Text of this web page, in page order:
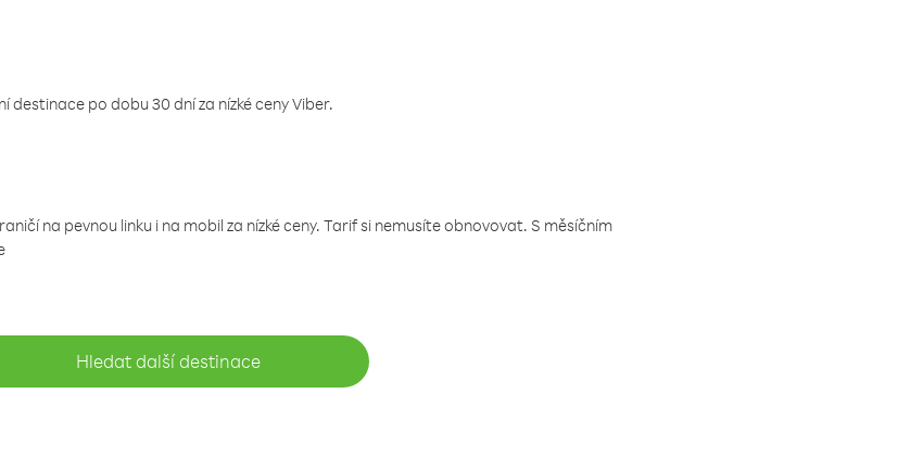
po dobu 30 dní za nízké ceny Viber.
na pevnou linku i na mobil za nízké ceny. Tarif si nemusíte obnovovat. S měsíčním
Hledat další destinace